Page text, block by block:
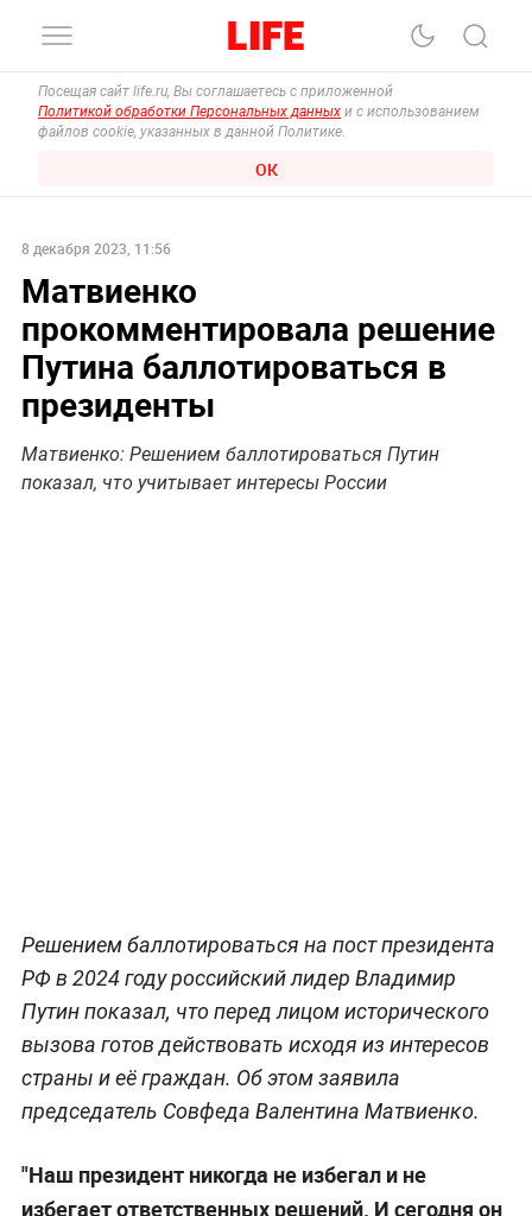
Посещая сайт life.ru, Вы соглашаетесь с приложенной
Политикой обработки Персональных данных и с использованием
файлов cookie, указанных в данной Политике.
ОК
8 декабря 2023, 11:56
Матвиенко
прокомментировала решение
Путина баллотироваться в
президенты
Матвиенко: Решением баллотироваться Путин
показал, что учитывает интересы России
Решением баллотироваться на пост президента
РФ в 2024 году российский лидер Владимир
Путин показал, что перед лицом исторического
вызова готов действовать исходя из интересов
страны и её граждан. Об этом заявила
председатель Совфеда Валентина Матвиенко.
"Наш президент никогда не избегал и не
избегает ответственных решений. И сегодня он